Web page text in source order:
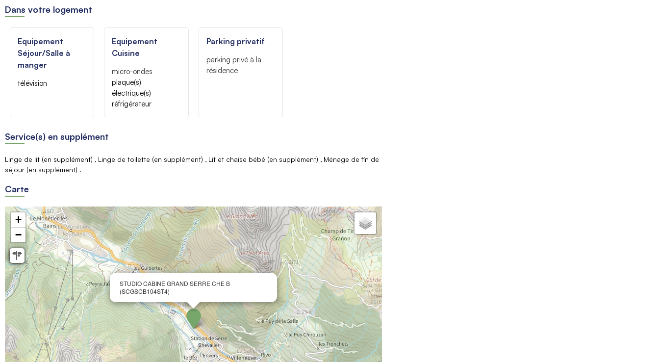
Dans votre logement
Equipement
Séjour/Salle à
manger
télévision
Equipement
Cuisine
micro-ondes
plaque(s)
électrique(s)
réfrigérateur
Parking privatif
parking privé à la
résidence
Service(s) en supplément
Linge de lit (en supplément) Linge de toilette (en supplément) Lit et chaise bébé (en supplément)
Ménage de fin de
séjour (en supplément)
Carte
STUDIO CABINE GRAND SERRE CHE B
(SCGSCB104ST4)
+
−